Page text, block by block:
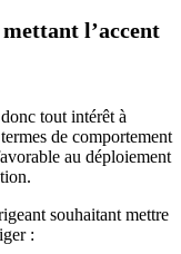
l’accent
tout intérêt à
de comportement
au déploiement
souhaitant mettre
: